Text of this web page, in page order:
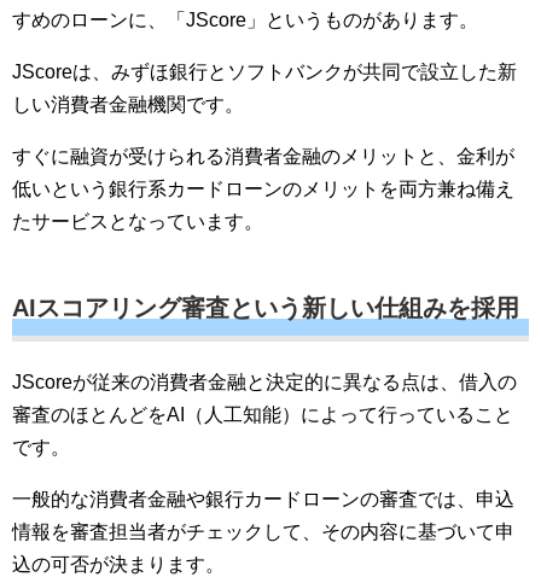
すめのローンに、「JScore」というものがあります。
JScoreは、みずほ銀行とソフトバンクが共同で設立した新
しい消費者金融機関です。
すぐに融資が受けられる消費者金融のメリットと、金利が
低いという銀行系カードローンのメリットを両方兼ね備え
たサービスとなっています。
AIスコアリング審査という新しい仕組みを採用
JScoreが従来の消費者金融と決定的に異なる点は、借入の
審査のほとんどをAI（人工知能）によって行っていること
です。
一般的な消費者金融や銀行カードローンの審査では、申込
情報を審査担当者がチェックして、その内容に基づいて申
込の可否が決まります。